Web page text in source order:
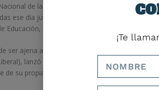
de la Incontinencia en los Países Bajos
ese día junto con una petición titulada
Educación, Cultura y Ciencia.
ser ajena a la dinámica de los partidos
lanzó en el ayuntamiento un movimiento
de su propia vejiga»).
¡Te